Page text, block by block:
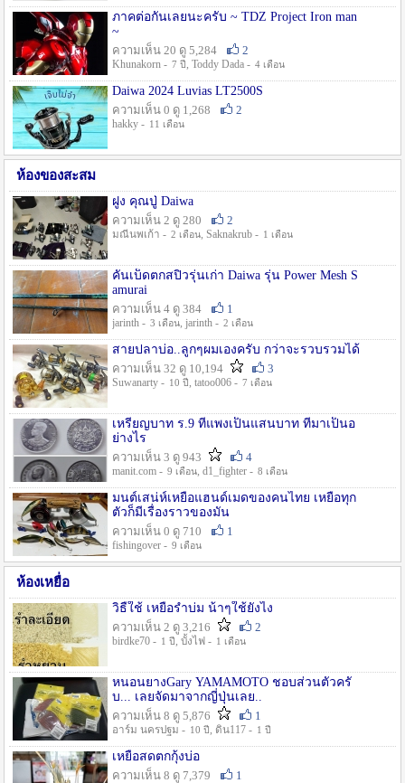
ภาคต่อกันเลยนะครับ ~ TDZ Project Iron man
~
ความเห็น 20 ดู 5,284
2
Khunakorn - 7 ปี , Toddy Dada - 4 เดือน
Daiwa 2024 Luvias LT2500S
ความเห็น 0 ดู 1,268
2
hakky - 11 เดือน
ห้องของสะสม
ฝูง คุณปู่ Daiwa
ความเห็น 2 ดู 280
2
มณีนพเก้า - 2 เดือน, Saknakrub - 1 เดือน
คันเบ็ดตกสปิ๋วรุ่นเก่า Daiwa รุ่น Power Mesh S
amurai
ความเห็น 4 ดู 384
1
jarinth - 3 เดือน, jarinth - 2 เดือน
สายปลาบ่อ..ลูกๆผมเองครับ กว่าจะรวบรวมได้
ความเห็น 32 ดู 10,194
3
Suwanarty - 10 ปี , tatoo006 - 7 เดือน
เหรียญบาท ร.9 ที่แพงเป็นแสนบาท ที่มาเป็นอ
ย่างไร
ความเห็น 3 ดู 943
4
manit.com - 9 เดือน, d1_fighter - 8 เดือน
มนต์เสน่ห์เหยื่อแฮนด์เมดของคนไทย เหยื่อทุก
ตัวก็มีเรื่องราวของมัน
ความเห็น 0 ดู 710
1
fishingover - 9 เดือน
ห้องเหยื่อ
วิธืใช้ เหยื่อรำบ่ม น้าๆใช้ยังไง
ความเห็น 2 ดู 3,216
2
birdke70 - 1 ปี , บั้งไฟ - 1 เดือน
หนอนยางGary YAMAMOTO ชอบส่วนตัวครั
บ... เลยจัดมาจากญี่ปุ่นเลย..
ความเห็น 8 ดู 5,876
1
อาร์ม นครปฐม - 10 ปี , ดิน117 - 1 ปี
เหยื่อสดตกกุ้งบ่อ
ความเห็น 8 ดู 7,379
1